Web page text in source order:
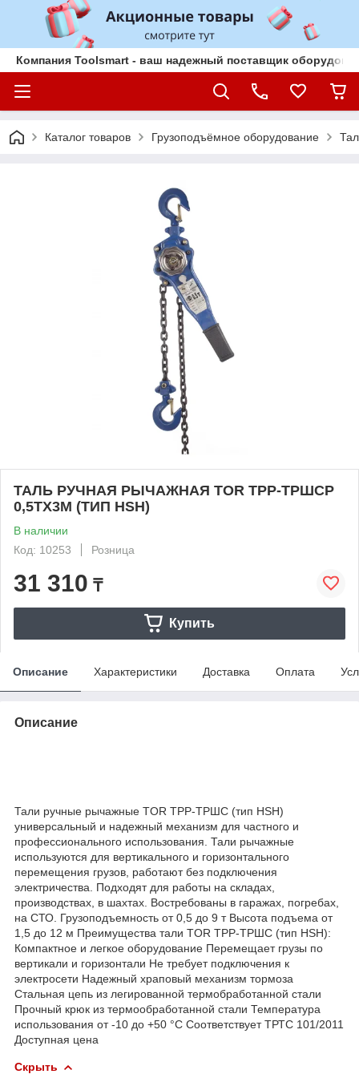
Компания Toolsmart - ваш надежный поставщик
Каталог товаров Грузоподъёмное оборудование
ТАЛЬ РУЧНАЯ РЫЧАЖНАЯ TOR ТРР-ТРШСР
0,5ТХ3М (ТИП HSH)
В наличии
Код: 10253
Розница
31 310 ₸
Купить
Описание Характеристики Доставка Оплата
Описание
Тали ручные рычажные TOR ТРР-ТРШС (тип HSH)
универсальный и надежный механизм для частного и
профессионального использования. Тали рычажные
используются для вертикального и горизонтального
перемещения грузов, работают без подключения
электричества. Подходят для работы на складах,
производствах, в шахтах. Востребованы в гаражах, погребах,
на СТО. Грузоподъемность от 0,5 до 9 т Высота подъема от
1,5 до 12 м Преимущества тали TOR ТРР-ТРШС (тип HSH):
Компактное и легкое оборудование Перемещает грузы по
вертикали и горизонтали Не требует подключения к
электросети Надежный храповый механизм тормоза
Стальная цепь из легированной термобработанной стали
Прочный крюк из термообработанной стали Температура
использования от -10 до +50 °C Соответствует ТРТС 101/2011
Доступная цена
Скрыть